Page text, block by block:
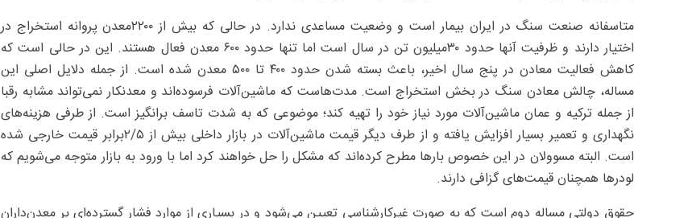
متاسفانه صنعت سنگ در ایران بیمار است و وضعیت مساعدی ندارد. در حالی که بیش از ۲۲۰۰معدن پروانه استخراج در
اختیار دارند و ظرفیت آنها حدود ۳۰‌میلیون تن در سال است اما تنها حدود ۶۰۰ معدن فعال‌ هستند. این در حالی است که
کاهش فعالیت معادن در پنج سال اخیر، باعث بسته شدن حدود ۴۰۰ تا ۵۰۰ معدن شده است. از جمله دلایل اصلی این
مساله، چالش معادن سنگ در بخش استخراج است. مدت‌هاست که ماشین‌آلات فرسوده‌اند و معدنکار نمی‌تواند مشابه رقبا
از جمله ترکیه و عمان ماشین‌آلات مورد نیاز خود را تهیه کند؛ موضوعی که به شدت تاسف برانگیز است. از طرفی هزینه‌های
نگهداری و تعمیر بسیار افزایش یافته و از طرف دیگر قیمت ماشین‌آلات در بازار داخلی بیش از ۵/‏۲برابر قیمت خارجی شده
است. البته مسوولان در این خصوص بارها مطرح کرده‌اند که مشکل را حل خواهند کرد اما با ورود به بازار متوجه می‌شویم که
لودرها همچنان قیمت‌های گزافی دارند.
حقوق دولتی مساله دوم است که به صورت غیرکارشناسی تعیین می‌شود و در بسیاری از موارد فشار گسترده‌ای بر معدن‌داران